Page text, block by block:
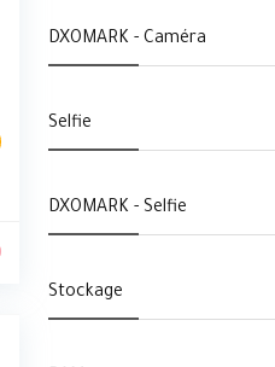
DXOMARK - Caméra
Selfie
DXOMARK - Selfie
Stockage